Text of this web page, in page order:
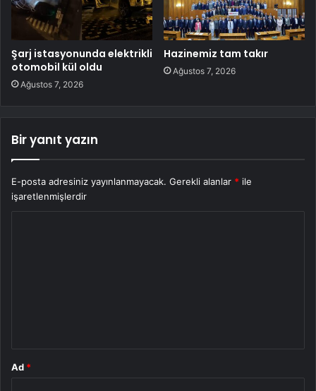
Şarj istasyonunda elektrikli
otomobil kül oldu
Ağustos 7, 2026
Hazinemiz tam takır
Ağustos 7, 2026
Bir yanıt yazın
E-posta adresiniz yayınlanmayacak. Gerekli alanlar * ile
işaretlenmişlerdir
Ad *